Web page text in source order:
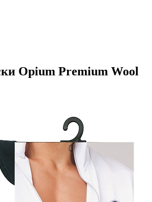
Opium Premium Wool